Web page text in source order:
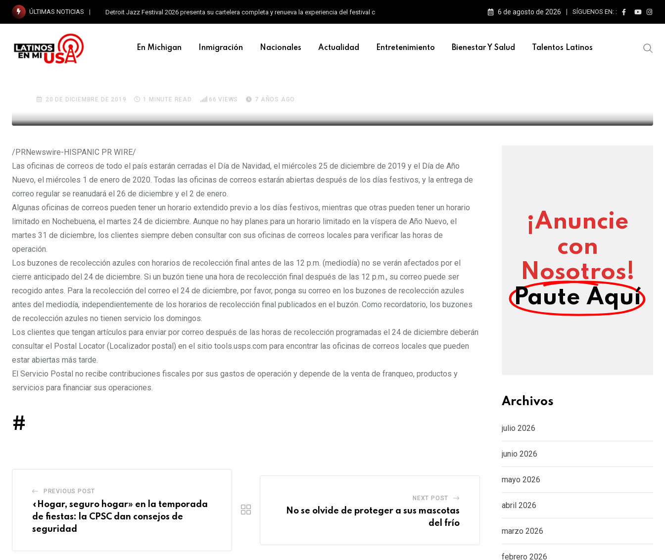
ÚLTIMAS NOTICIAS Detroit Jazz Festival 2026 presenta su cartelera completa y renueva la experiencia del festival con un nuevo formato de escenarios 6 de agosto de 2026 SÍGUENOS EN: :
En Michigan Inmigración Nacionales Actualidad Entretenimiento Bienestar Y Salud Talentos Latinos
EN MICHIGAN
20 DE DICIEMBRE DE 2019 1 MINUTE READ 66 VIEWS 7 AÑOS AGO
/PRNewswire-HISPANIC PR WIRE/
Las oficinas de correos de todo el país estarán cerradas el Día de Navidad, el miércoles 25 de diciembre de 2019 y el Día de Año
Nuevo, el miércoles 1 de enero de 2020. Todas las oficinas de correos estarán abiertas después de los días festivos, y la entrega de
correo regular se reanudará el 26 de diciembre y el 2 de enero.
Algunas oficinas de correos pueden tener un horario extendido previo a los días festivos, mientras que otras pueden tener un horario
limitado en Nochebuena, el martes 24 de diciembre. Aunque no hay planes para un horario limitado en la víspera de Año Nuevo, el
martes 31 de diciembre, los clientes siempre deben consultar con sus oficinas de correos locales para verificar las horas de
operación.
Los buzones de recolección azules con horarios de recolección final antes de las 12 p.m. (mediodía) no se verán afectados por el
cierre anticipado del 24 de diciembre. Si un buzón tiene una hora de recolección final después de las 12 p.m., su correo puede ser
recogido antes. Para la recolección del correo el 24 de diciembre, por favor, ponga su correo en los buzones de recolección azules
antes del mediodía, independientemente de los horarios de recolección final publicados en el buzón. Como recordatorio, los buzones
de recolección azules no tienen servicio los domingos.
Los clientes que tengan artículos para enviar por correo después de las horas de recolección programadas el 24 de diciembre deberán
consultar el Postal Locator (Localizador postal) en el sitio tools.usps.com para encontrar las oficinas de correos locales que pueden
estar abiertas más tarde.
El Servicio Postal no recibe contribuciones fiscales por sus gastos de operación y depende de la venta de franqueo, productos y
servicios para financiar sus operaciones.
#
PREVIOUS POST
«Hogar, seguro hogar» en la temporada
de fiestas: la CPSC dan consejos de
seguridad
NEXT POST
No se olvide de proteger a sus mascotas
del frío
¡Anuncie
con
Nosotros!
Paute Aquí
Archivos
julio 2026
junio 2026
mayo 2026
abril 2026
marzo 2026
febrero 2026